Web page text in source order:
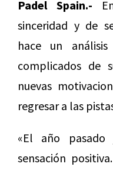
Padel Spain.-
sinceridad y de
hace un
complicados de
nuevas
regresar a las
«El año pasado
sensación